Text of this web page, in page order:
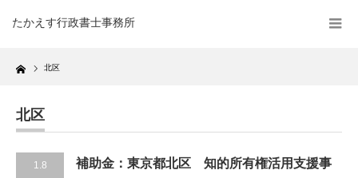
たかえす行政書士事務所
Home 北区
北区
1.8
補助金：東京都北区 知的所有権活用支援事